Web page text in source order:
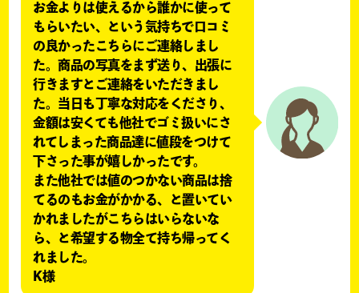
お金よりは使えるから誰かに使って
もらいたい、という気持ちで口コミ
の良かったこちらにご連絡しまし
た。商品の写真をまず送り、出張に
行きますとご連絡をいただきまし
た。当日も丁寧な対応をくださり、
金額は安くても他社でゴミ扱いにさ
れてしまった商品達に値段をつけて
下さった事が嬉しかったです。
また他社では値のつかない商品は捨
てるのもお金がかかる、と置いてい
かれましたがこちらはいらないな
ら、と希望する物全て持ち帰ってく
れました。
K様